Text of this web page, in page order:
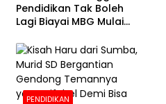
Pendidikan Tak Boleh
Lagi Biayai MBG Mulai
PENDIDIKAN